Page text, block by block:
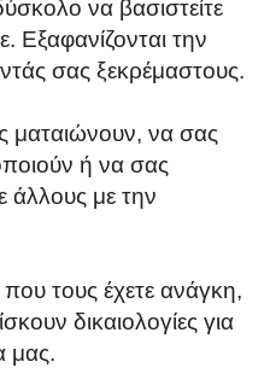
να βασιστείτε
Εξαφανίζονται την
σας ξεκρέμαστους.
ματαιώνουν, να σας
ή να σας
άλλους με την
τους έχετε ανάγκη,
δικαιολογίες για
μας.